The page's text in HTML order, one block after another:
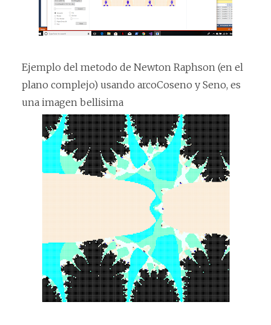
Ejemplo del metodo de Newton Raphson (en el
plano complejo) usando arcoCoseno y Seno, es
una imagen bellisima